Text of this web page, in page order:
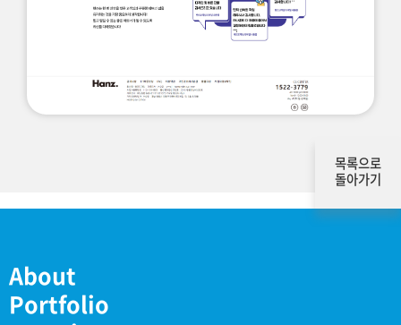
목록으로
돌아가기
About
Portfolio